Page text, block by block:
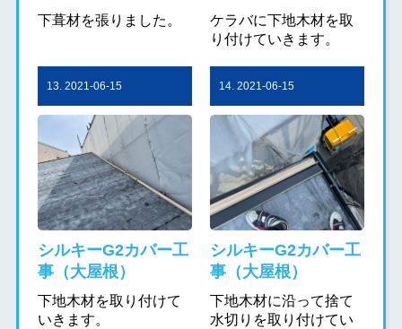
下葺材を張りました。
ケラバに下地木材を取
り付けていきます。
13. 2021-06-15
シルキーG2カバー工
事（大屋根）
下地木材を取り付けて
いきます。
14. 2021-06-15
シルキーG2カバー工
事（大屋根）
下地木材に沿って捨て
水切りを取り付けてい